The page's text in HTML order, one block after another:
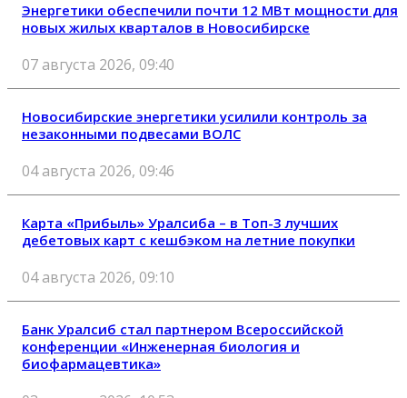
Энергетики обеспечили почти 12 МВт мощности для
новых жилых кварталов в Новосибирске
07 августа 2026, 09:40
Новосибирские энергетики усилили контроль за
незаконными подвесами ВОЛС
04 августа 2026, 09:46
Карта «Прибыль» Уралсиба – в Топ-3 лучших
дебетовых карт с кешбэком на летние покупки
04 августа 2026, 09:10
Банк Уралсиб стал партнером Всероссийской
конференции «Инженерная биология и
биофармацевтика»